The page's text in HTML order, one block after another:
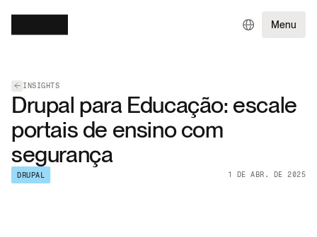
Menu
INSIGHTS
Drupal para Educação: escale
portais de ensino com
segurança
DRUPAL 1 DE ABR. DE 2025